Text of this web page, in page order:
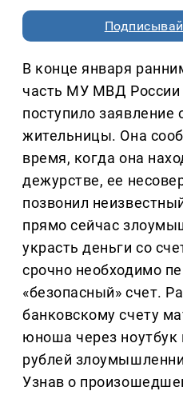
В конце января
часть МУ МВД России
поступило заявление
жительницы. Она
время, когда она
дежурстве, ее
позвонил
прямо сейчас
украсть деньги со
срочно необходимо
«безопасный» счет.
банковскому счету
юноша через ноутбук
рублей
Узнав о